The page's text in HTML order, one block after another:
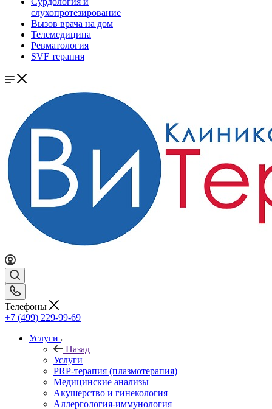
слухопротезирование
Вызов врача на дом
Телемедицина
Ревматология
SVF терапия
Телефоны
+7 (499) 229-99-69
Услуги
Назад
Услуги
PRP-терапия (плазмотерапия)
Медицинские анализы
Акушерство и гинекология
Аллергология-иммунология